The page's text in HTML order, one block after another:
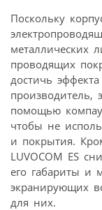
Поскольку
металлических
проводящих
достичь
производитель,
помощью
чтобы не
и покрытия.
LUVOCOM ES
его габариты и
экранирующих
для них.